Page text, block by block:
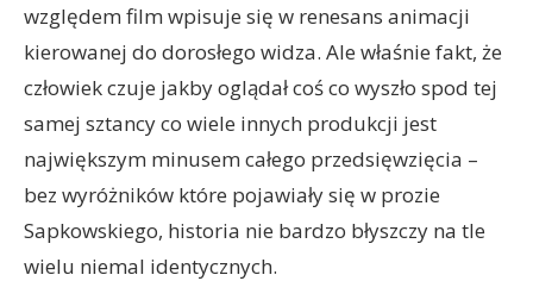
względem film wpisuje się w renesans animacji
kierowanej do dorosłego widza. Ale właśnie fakt, że
człowiek czuje jakby oglądał coś co wyszło spod tej
samej sztancy co wiele innych produkcji jest
największym minusem całego przedsięwzięcia –
bez wyróżników które pojawiały się w prozie
Sapkowskiego, historia nie bardzo błyszczy na tle
wielu niemal identycznych.